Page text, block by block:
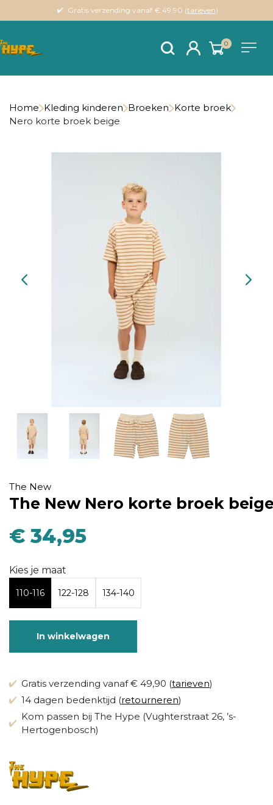
Gratis verzending vanaf € 49.90 (tarieven)
0
Home Kleding kinderen Broeken Korte broek
Nero korte broek beige
The New
The New Nero korte broek
€ 34,95
Kies je maat
110-116 122-128 134-140
In winkelwagen
Gratis verzending vanaf € 49,90 (tarieven)
14 dagen bedenktijd (retourneren)
Kom passen bij The Hype (Vughterstraat 26, ’s-
Hertogenbosch)